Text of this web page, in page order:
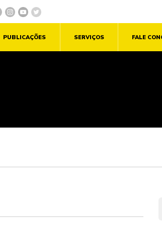
PUBLICAÇÕES SERVIÇOS FALE